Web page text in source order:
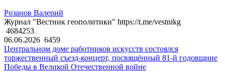
Розанов Валерий
Журнал "Вестник геополитики" https://t.me/vestnikg
4684253
06.06.2026 6459
Центральном доме работников искусств состоялся
торжественный съезд-концерт, посвящённый 81-й годовщине
Победы в Великой Отечественной войне